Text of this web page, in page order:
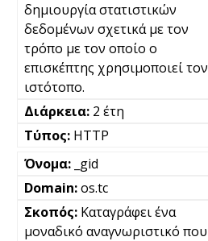
δημιουργία στατιστικών
δεδομένων σχετικά με τον
τρόπο με τον οποίο ο
επισκέπτης χρησιμοποιεί τον
ιστότοπο.
2 έτη
HTTP
_gid
os.tc
Καταγράφει ένα
μοναδικό αναγνωριστικό που